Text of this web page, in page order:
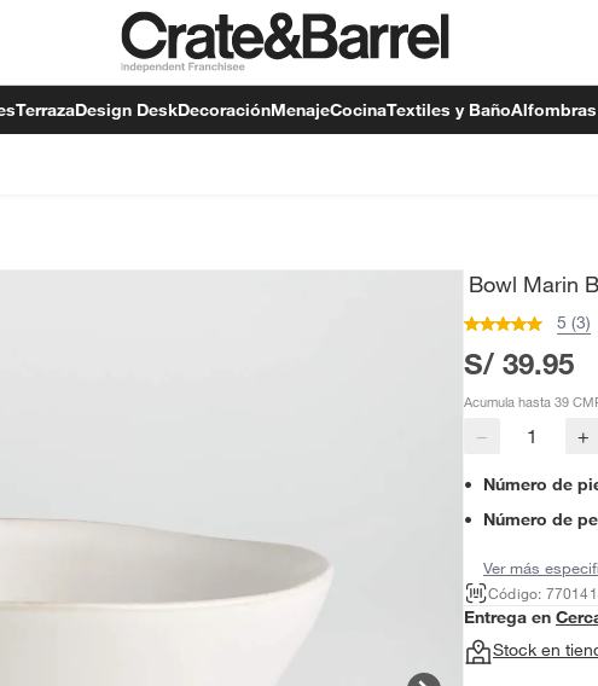
TerrazaDesign DeskDecoraciónMenajeCocinaTextiles y BañoAlfombras
Bowl Marin
5 (3)
S/ 39.95
Acumula hasta 39
− +
Número de
Número de
Ver más
Código:
Entrega en
Stock en